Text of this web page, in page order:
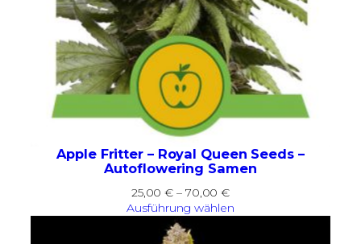
Apple Fritter – Royal Queen Seeds –
Autoflowering Samen
25,00€ – 70,00€Preisspanne:
25,00 €
Ausführung wählen